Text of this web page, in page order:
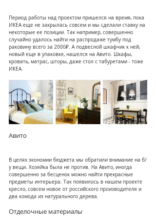
Период работы над проектом пришелся на время, пока
ИКЕА еще не закрылась совсем и мы сделали ставку на
некоторые ее позиции. Так например, совершенно
случайно удалось найти на распродаже тумбу под
раковину всего за 2000₽. А подвесной шкафчик к ней,
новый еще в упаковке, нашелся на Авито. Шкафы,
кровать, матрас, шторы, даже стол с табуретами - тоже
ИКЕА.
Авито
В целях экономии бюджета мы обратили внимание на б/
у вещи. Хозяйка была не против. На Авито, иногда
совершенно за бесценок можно найти прекрасные
предметы интерьера. Так появилось в нашем проекте
кресло, совсем новое от российского производителя и
два комода из натурального дерева.
Отделочные материалы